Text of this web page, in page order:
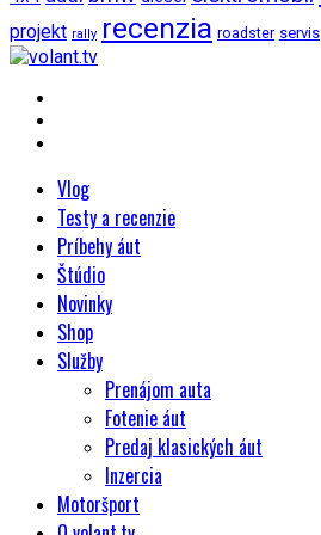
projekt rally recenzia roadster servis
Vlog
Testy a recenzie
Príbehy áut
Štúdio
Novinky
Shop
Služby
Prenájom auta
Fotenie áut
Predaj klasických áut
Inzercia
Motoršport